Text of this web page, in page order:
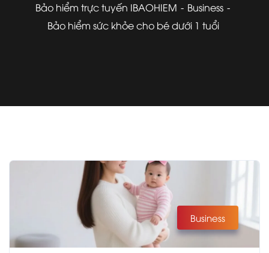
Bảo hiểm trực tuyến IBAOHIEM
Business
Bảo hiểm sức khỏe cho bé dưới 1 tuổi
Business